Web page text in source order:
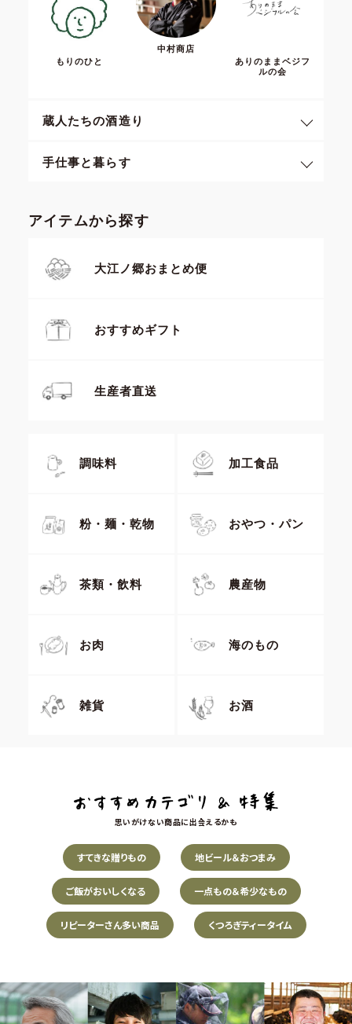
もりのひと
中村商店
ありのままベジフ
ルの会
蔵人たちの酒造り
手仕事と暮らす
アイテムから探す
大江ノ郷おまとめ便
おすすめギフト
生産者直送
調味料 加工食品
粉・麺・乾物 おやつ・パン
茶類・飲料 農産物
お肉 海のもの
雑貨 お酒
思いがけない商品に出会えるかも
すてきな贈りもの 地ビール＆おつまみ
ご飯がおいしくなる 一点もの＆希少なもの
リピーターさん多い商品 くつろぎティータイム